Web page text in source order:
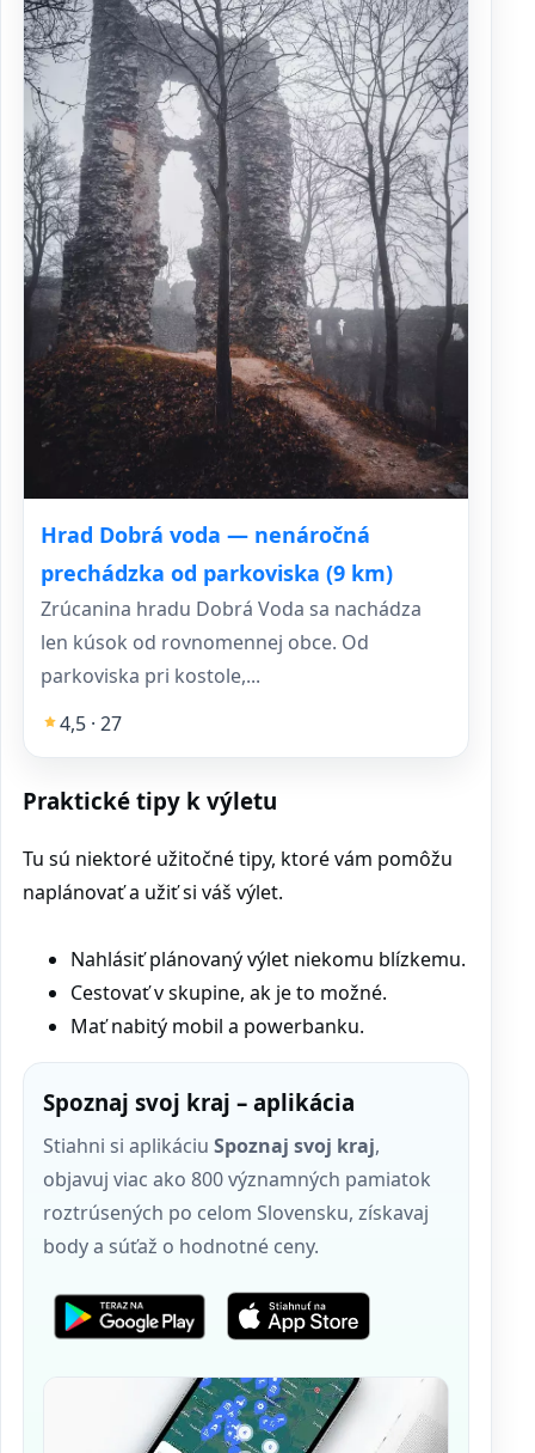
Hrad Dobrá voda — nenáročná
prechádzka od parkoviska (9 km)
Zrúcanina hradu Dobrá Voda sa nachádza
len kúsok od rovnomennej obce. Od
parkoviska pri kostole,...
4,5 · 27
Praktické tipy k výletu
Tu sú niektoré užitočné tipy, ktoré vám pomôžu
naplánovať a užiť si váš výlet.
Nahlásiť plánovaný výlet niekomu blízkemu.
Cestovať v skupine, ak je to možné.
Mať nabitý mobil a powerbanku.
Spoznaj svoj kraj – aplikácia
Stiahni si aplikáciu Spoznaj svoj kraj,
objavuj viac ako 800 významných pamiatok
roztrúsených po celom Slovensku, získavaj
body a súťaž o hodnotné ceny.